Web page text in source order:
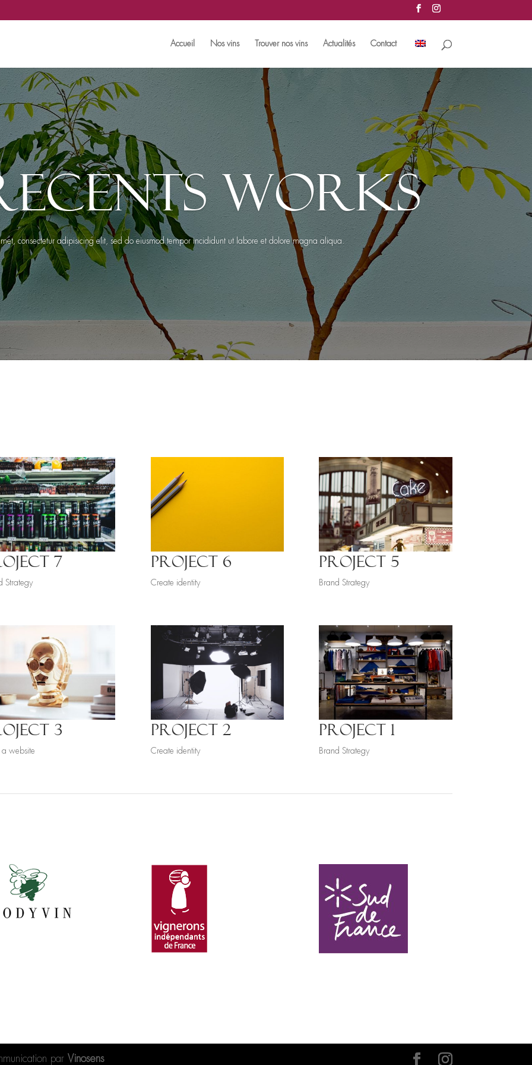
Accueil Nos vins Trouver nos vins Actualités Contact
WORKS
consectetur adipisicing elit, sed do eiusmod tempor incididunt ut labore et dolore magna aliqua.
7
Strategy
PROJECT 6
Create identity
PROJECT 5
Brand Strategy
3
website
PROJECT 2
Create identity
PROJECT 1
Brand Strategy
par Vinosens